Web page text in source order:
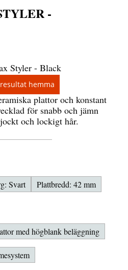
hemma
-
plattor och konstant
för snabb och jämn
och lockigt hår.
Svart Plattbredd: 42 mm
med högblank beläggning